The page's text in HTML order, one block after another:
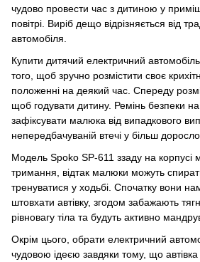
чудово провести час з дитиною у
повітрі. Виріб дещо відрізняється від
автомобіля.
Купити дитячий електричний
того, щоб зручно розмістити своє
положенні на деякий час. Спереду
щоб годувати дитину. Ремінь безпеки
зафіксувати малюка від випадкового
непередбачуваній втечі у більш
Модель Spoko SP-611 ззаду на корпусі
тримання, відтак малюки можуть
тренуватися у ходьбі. Спочатку вони
штовхати автівку, згодом забажають
рівновагу тіла та будуть активно
Окрім цього, обрати електричний
чудовою ідеєю завдяки тому, що автівка